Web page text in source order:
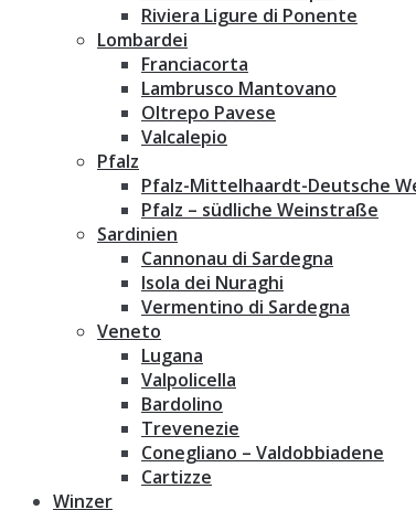
Riviera Ligure di Ponente
Lombardei
Franciacorta
Lambrusco Mantovano
Oltrepo Pavese
Valcalepio
Pfalz
Pfalz-Mittelhaardt-Deutsche
Pfalz – südliche Weinstraße
Sardinien
Cannonau di Sardegna
Isola dei Nuraghi
Vermentino di Sardegna
Veneto
Lugana
Valpolicella
Bardolino
Trevenezie
Conegliano – Valdobbiadene
Cartizze
Winzer